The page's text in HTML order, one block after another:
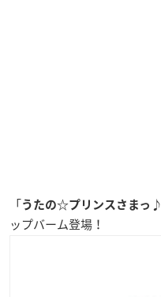
「うたの☆プリンスさまっ♪
ップバーム登場！